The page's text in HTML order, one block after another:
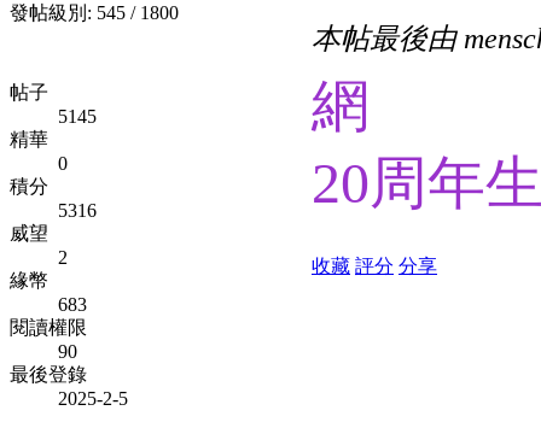
發帖級別: 545 / 1800
帖子
5145
精華
0
積分
5316
威望
2
緣幣
683
閱讀權限
90
最後登錄
2025-2-5
本帖最後由
網
20周年
收藏 評分 分享